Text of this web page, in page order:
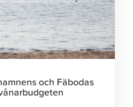
och Fäbodas